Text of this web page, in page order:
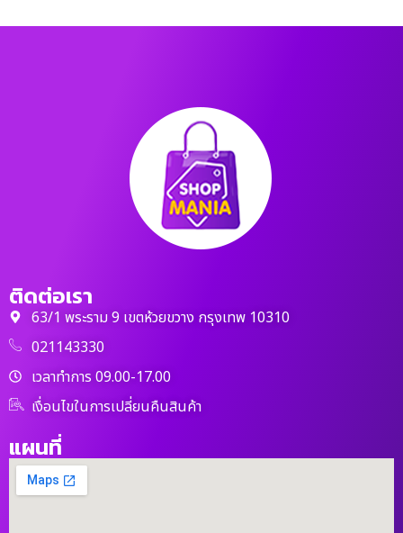
ติดต่อเรา
63/1 พระราม 9 เขตห้วยขวาง กรุงเทพ 10310
021143330
เวลาทำการ 09.00-17.00
เงื่อนไขในการเปลี่ยนคืนสินค้า
แผนที่